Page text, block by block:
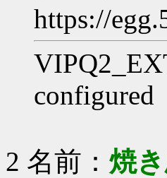
https://
configured
2 名前： 焼